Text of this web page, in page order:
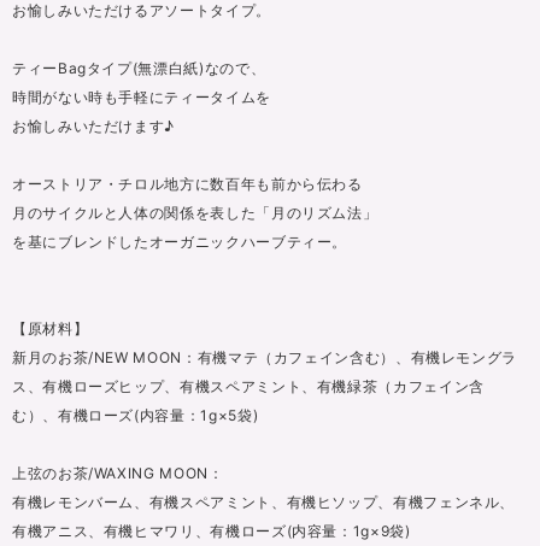
お愉しみいただけるアソートタイプ。
ティーBagタイプ(無漂白紙)なので、
時間がない時も手軽にティータイムを
お愉しみいただけます♪
オーストリア・チロル地方に数百年も前から伝わる
月のサイクルと人体の関係を表した「月のリズム法」
を基にブレンドしたオーガニックハーブティー。
【原材料】
新月のお茶/NEW MOON：有機マテ（カフェイン含む）、有機レモングラ
ス、有機ローズヒップ、有機スペアミント、有機緑茶（カフェイン含
む）、有機ローズ(内容量：1g×5袋)
上弦のお茶/WAXING MOON：
有機レモンバーム、有機スペアミント、有機ヒソップ、有機フェンネル、
有機アニス、有機ヒマワリ、有機ローズ(内容量：1g×9袋)